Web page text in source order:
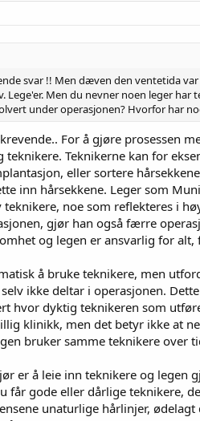
er elendig, det kan også skyldes at
og researche dem grundig.
svar !! Men dæven den ventetida
Lege'er. Men du nevner noen leger har
under operasjonen? Hvorfor har
For å gjøre prosessen
teknikere. Teknikerne kan for
eller sortere
inn hårsekkene. Leger som
teknikere, noe som reflekteres i
gjør han også færre
og legen er ansvarlig for alt,
å bruke teknikere, men
ikke deltar i operasjonen.
hvor dyktig teknikeren som
klinikk, men det betyr ikke at
bruker samme teknikere over
er å leie inn teknikere og legen
får gode eller dårlige teknikere,
unaturlige hårlinjer,